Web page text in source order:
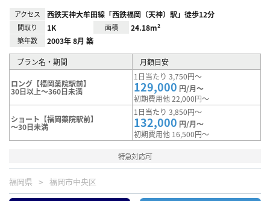
アクセス 西鉄天神大牟田線「西鉄福岡（天神）駅」徒歩12分
間取り 1K 面積 24.18m²
築年数 2003年 8月 築
プラン名・期間 月額目安
ロング【福岡薬院駅前】
30日以上～360日未満
1日当たり 3,750円～
129,000 円/月～
初期費用他 22,000円～
ショート【福岡薬院駅前】
～30日未満
1日当たり 3,850円～
132,000 円/月～
初期費用他 16,500円～
特急対応可
福岡県 福岡市中央区